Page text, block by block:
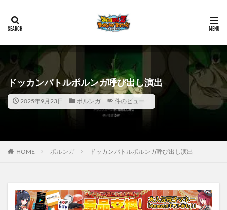
ドッカンバトルポルンガ呼び出し演出
2025年9月23日 ポルンガ 件のビュー
HOME ポルンガ ドッカンバトルポルンガ呼び出し演出